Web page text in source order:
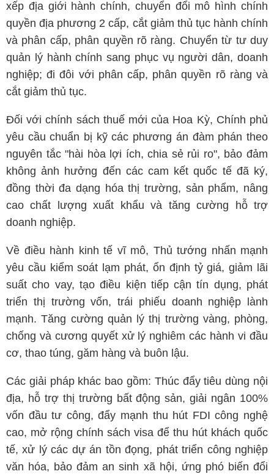
xếp địa giới hành chính, chuyển đổi mô hình chính
quyền địa phương 2 cấp, cắt giảm thủ tục hành chính
và phân cấp, phân quyền rõ ràng. Chuyển từ tư duy
quản lý hành chính sang phục vụ người dân, doanh
nghiệp; đi đôi với phân cấp, phân quyền rõ ràng và
cắt giảm thủ tục.
Đối với chính sách thuế mới của Hoa Kỳ, Chính phủ
yêu cầu chuẩn bị kỹ các phương án đàm phán theo
nguyên tắc "hài hòa lợi ích, chia sẻ rủi ro", bảo đảm
không ảnh hưởng đến các cam kết quốc tế đã ký,
đồng thời đa dạng hóa thị trường, sản phẩm, nâng
cao chất lượng xuất khẩu và tăng cường hỗ trợ
doanh nghiệp.
Về điều hành kinh tế vĩ mô, Thủ tướng nhấn mạnh
yêu cầu kiểm soát lạm phát, ổn định tỷ giá, giảm lãi
suất cho vay, tạo điều kiện tiếp cận tín dụng, phát
triển thị trường vốn, trái phiếu doanh nghiệp lành
mạnh. Tăng cường quản lý thị trường vàng, phòng,
chống và cương quyết xử lý nghiêm các hành vi đầu
cơ, thao túng, găm hàng và buôn lậu.
Các giải pháp khác bao gồm: Thúc đẩy tiêu dùng nội
địa, hỗ trợ thị trường bất động sản, giải ngân 100%
vốn đầu tư công, đẩy mạnh thu hút FDI công nghệ
cao, mở rộng chính sách visa để thu hút khách quốc
tế, xử lý các dự án tồn đọng, phát triển công nghiệp
văn hóa, bảo đảm an sinh xã hội, ứng phó biến đổi